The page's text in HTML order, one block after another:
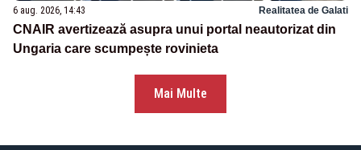
6 aug. 2026, 14:43 Realitatea de Galati
CNAIR avertizează asupra unui portal neautorizat din
Ungaria care scumpește rovinieta
Mai Multe